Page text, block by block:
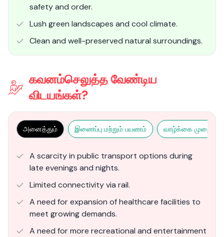
safety and order.
Lush green landscapes and cool climate.
Clean and well-preserved natural surroundings​.
கவனம்செலுத்த வேண்டிய
விடயங்கள்?
அனைத்தும் இணைப்பு மற்றும் பயணம் வாழ்க்கை முறை
A scarcity in public transport options during
late evenings and nights.
Limited connectivity via rail.
A need for expansion of healthcare facilities to
meet growing demands.
A need for more recreational and entertainment